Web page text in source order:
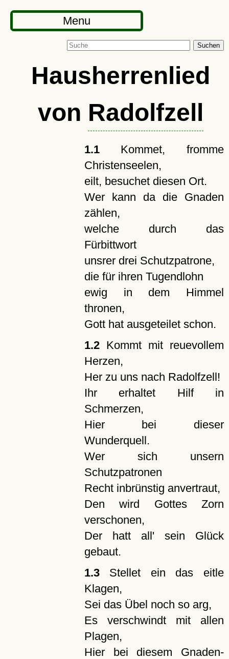
Menu
Suchen
Hausherrenlied
von Radolfzell
1.1Kommet, fromme
Christenseelen,
eilt, besuchet diesen Ort.
Wer kann da die Gnaden
zählen,
welche durch das
Fürbittwort
unsrer drei Schutzpatrone,
die für ihren Tugendlohn
ewig in dem Himmel
thronen,
Gott hat ausgeteilet schon.
1.2Kommt mit reuevollem
Herzen,
Her zu uns nach Radolfzell!
Ihr erhaltet Hilf in
Schmerzen,
Hier bei dieser
Wunderquell.
Wer sich unsern
Schutzpatronen
Recht inbrünstig anvertraut,
Den wird Gottes Zorn
verschonen,
Der hatt all' sein Glück
gebaut.
1.3Stellet ein das eitle
Klagen,
Sei das Übel noch so arg,
Es verschwindt mit allen
Plagen,
Hier bei diesem Gnaden-